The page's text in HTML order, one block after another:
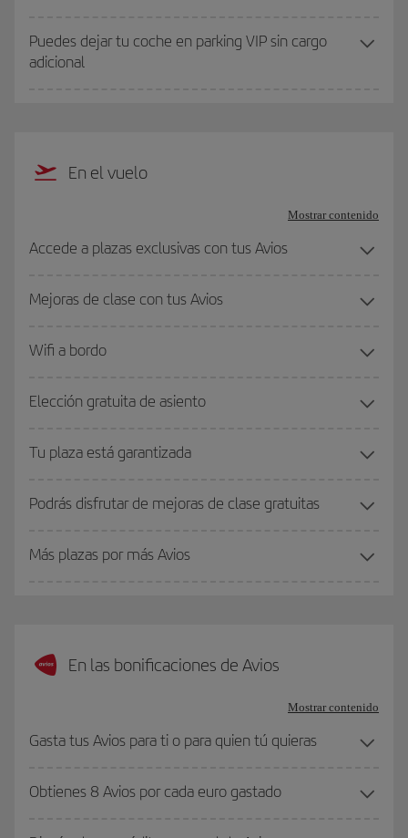
Puedes dejar tu coche en parking VIP sin cargo
adicional
En el vuelo
Mostrar contenido
Accede a plazas exclusivas con tus Avios
Mejoras de clase con tus Avios
Wifi a bordo
Elección gratuita de asiento
Tu plaza está garantizada
Podrás disfrutar de mejoras de clase gratuitas
Más plazas por más Avios
En las bonificaciones de Avios
Mostrar contenido
Gasta tus Avios para ti o para quien tú quieras
Obtienes 8 Avios por cada euro gastado